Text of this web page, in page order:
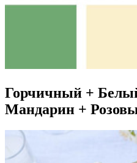
Горчичный +
Мандарин +